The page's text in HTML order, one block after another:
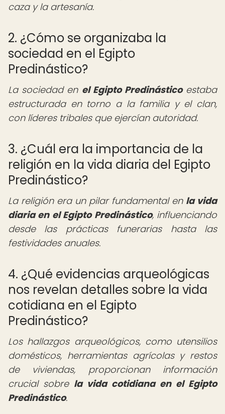
caza y la artesanía.
2. ¿Cómo se organizaba la
sociedad en el Egipto
Predinástico?
La sociedad en el Egipto Predinásticoestaba
estructurada en torno a la familia y el clan,
con líderes tribales que ejercían autoridad.
3. ¿Cuál era la importancia de la
religión en la vida diaria del Egipto
Predinástico?
La religión era un pilar fundamental en la vida
diaria en el Egipto Predinástico, influenciando
desde las prácticas funerarias hasta las
festividades anuales.
4. ¿Qué evidencias arqueológicas
nos revelan detalles sobre la vida
cotidiana en el Egipto
Predinástico?
Los hallazgos arqueológicos, como utensilios
domésticos, herramientas agrícolas y restos
de viviendas, proporcionan información
crucial sobre la vida cotidiana en el Egipto
Predinástico.